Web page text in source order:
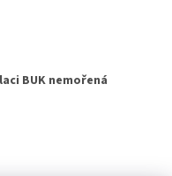
BUK nemořená